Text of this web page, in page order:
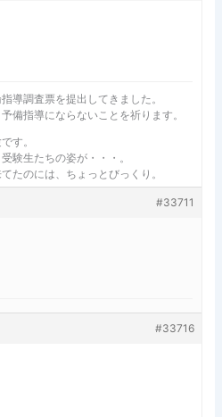
導調査票を提出してきました。
備指導にならないことを祈ります。
す。
験生たちの姿が・・・。
たのには、ちょっとびっくり。
#33711
#33716